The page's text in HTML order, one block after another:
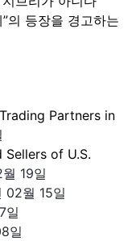
의 등장을 경고하는
Partners in
Sellers of U.S.
19일
02월 15일
일
일